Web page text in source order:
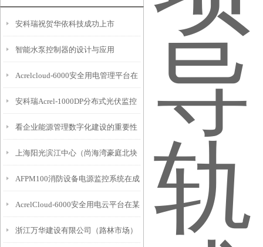
安科瑞祝贺华依科技成功上市
智能水泵控制器的设计与应用
Acrelcloud-6000安全用电管理平台在
浙江亿得化工的应用
安科瑞Acrel-1000DP分布式光伏监控
系统在某照明电器公司项目中的应用
看企业能源管理数字化建设的重要性
上海阳光滨江中心（尚海湾豪庭北块
地下商业）电能管理系统的研究及应
用
AFPM100消防设备电源监控系统在成
都枢纽城厢车站项目的应用
AcrelCloud-6000安全用电云平台在某
商业广场的应用
浙江万华建设有限公司（路林市场）